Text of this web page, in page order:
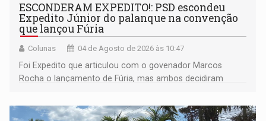
ESCONDERAM EXPEDITO!: PSD escondeu
Expedito Júnior do palanque na convenção
que lançou Fúria
Colunas 04 de Agosto de 2026 às 10:47
Foi Expedito que articulou com o govenador Marcos
Rocha o lançamento de Fúria, mas ambos decidiram
malévola